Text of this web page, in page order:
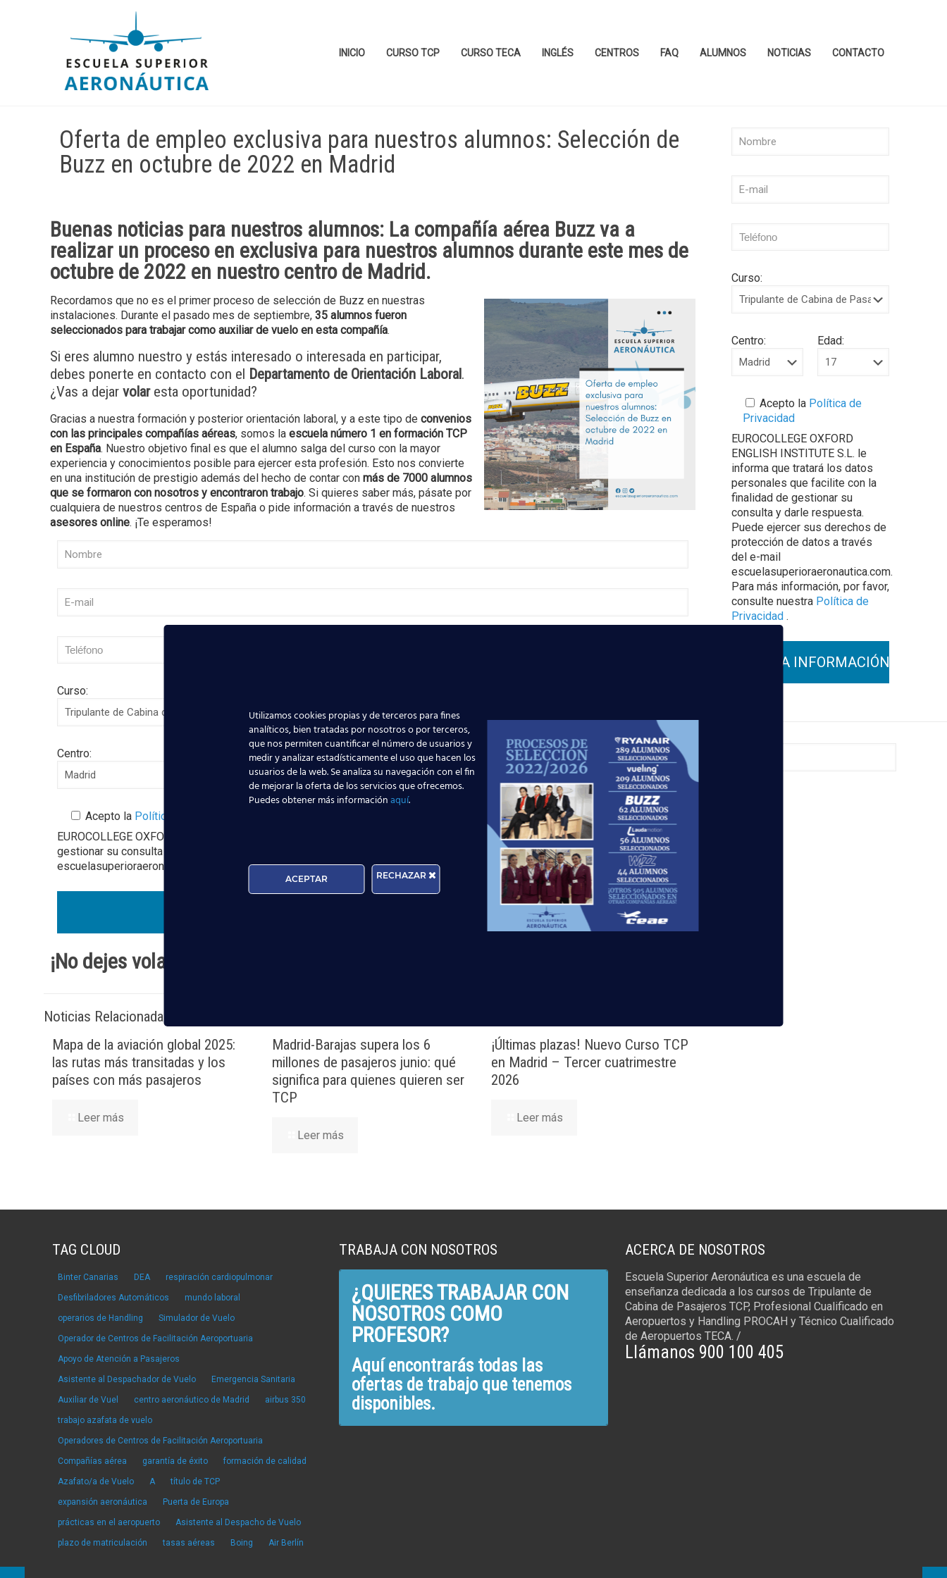
INICIO CURSO TCP CURSO TECA INGLÉS CENTROS FAQ ALUMNOS NOTICIAS CONTACTO
Oferta de empleo exclusiva para nuestros alumnos: Selección de
Buzz en octubre de 2022 en Madrid
Buenas noticias para nuestros alumnos: La compañía aérea Buzzva a
realizar un proceso en exclusiva para nuestros alumnos durante este mes de
octubre de 2022 en nuestro centro de Madrid.
Recordamos que no es el primer proceso de selección de Buzz en nuestras
instalaciones. Durante el pasado mes de septiembre,35 alumnos fueron
seleccionados para trabajar como auxiliar de vuelo en esta compañía.
Si eres alumno nuestro y estás interesado o interesada en participar,
debes ponerte en contacto con el Departamento de Orientación Laboral.
¿Vas a dejarvolar esta oportunidad?
Gracias a nuestra formación y posterior orientación laboral, y a este tipo de convenios
con las principales compañías aéreas, somos laescuela número 1 en formación TCP
en España. Nuestro objetivo final es que el alumno salga del curso con la mayor
experiencia y conocimientos posible para ejercer esta profesión. Esto nos convierte
en una institución de prestigio además del hecho de contar conmás de 7000 alumnos
que se formaron con nosotros y encontraron trabajo. Si quieres saber más, pásate por
cualquiera de nuestros centros de España o pide información a través de nuestros
asesores online. ¡Te esperamos!
Curso:
Centro: Edad:
Acepto la Política de Privacidad
EUROCOLLEGE OXFORD ENGLISH INSTITUTE S.L. le informa que tratará los datos personales que facilite con la finalidad de
gestionar su consulta y darle respuesta. Puede ejercer sus derechos de protección de datos a través del e-mail
escuelasuperioraeronautica.com. Para más información, por favor, consulte nuestra
Política de Privacidad.
¡No dejesvolar
Noticias Relacionadas
Mapa de la aviación global 2025:
las rutas más transitadas y los
países con más pasajeros
Leer más
Madrid-Barajas supera los 6
millones de pasajeros junio: qué
significa para quienes quieren ser
TCP
Leer más
¡Últimas plazas! Nuevo Curso TCP
en Madrid – Tercer cuatrimestre
2026
Leer más
Curso:
Centro: Edad:
Acepto laPolítica de
Privacidad
EUROCOLLEGE OXFORD
ENGLISH INSTITUTE S.L. le
informa que tratará los datos
personales que facilite con la
finalidad de gestionar su
consulta y darle respuesta.
Puede ejercer sus derechos de
protección de datos a través
del e-mail
escuelasuperioraeronautica.com.
Para más información, por favor,
consulte nuestra Política de
Privacidad .
TAG CLOUD
Binter Canarias DEA respiración cardiopulmonar
Desfibriladores Automáticos mundo laboral
operarios de Handling Simulador de Vuelo
Operador de Centros de Facilitación Aeroportuaria
Apoyo de Atención a Pasajeros
Asistente al Despachador de Vuelo Emergencia Sanitaria
Auxiliar de Vuel centro aeronáutico de Madrid airbus 350
trabajo azafata de vuelo
Operadores de Centros de Facilitación Aeroportuaria
Compañías aérea garantía de éxito formación de calidad
Azafato/a de Vuelo A título de TCP
expansión aeronáutica Puerta de Europa
prácticas en el aeropuerto Asistente al Despacho de Vuelo
plazo de matriculación tasas aéreas Boing Air Berlín
TRABAJA CON NOSOTROS
¿QUIERES TRABAJAR CON
NOSOTROS COMO
PROFESOR?
Aquí encontrarás todas las
ofertas de trabajo que tenemos
disponibles.
ACERCA DE NOSOTROS
Escuela Superior Aeronáutica es una escuela de
enseñanza dedicada a los cursos de Tripulante de
Cabina de Pasajeros TCP, Profesional Cualificado en
Aeropuertos y Handling PROCAH y Técnico Cualificado
de Aeropuertos TECA. /
Llámanos 900 100 405
Utilizamos cookies propias y de terceros para fines
analíticos, bien tratadas por nosotros o por terceros,
que nos permiten cuantificar el número de usuarios y
medir y analizar estadísticamente el uso que hacen los
usuarios de la web. Se analiza su navegación con el fin
de mejorar la oferta de los servicios que ofrecemos.
Puedes obtener más informaciónaquí.
ACEPTAR RECHAZAR